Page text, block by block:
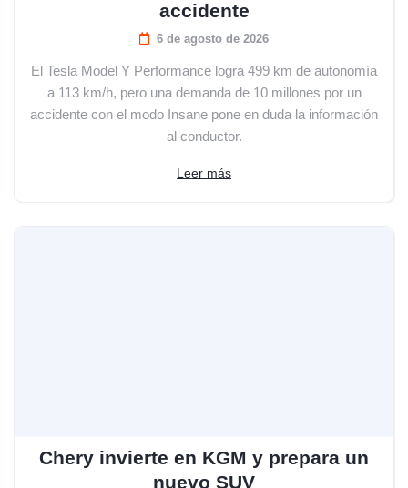
accidente
6 de agosto de 2026
El Tesla Model Y Performance logra 499 km de autonomía
a 113 km/h, pero una demanda de 10 millones por un
accidente con el modo Insane pone en duda la información
al conductor.
Leer más
Chery invierte en KGM y prepara un
nuevo SUV